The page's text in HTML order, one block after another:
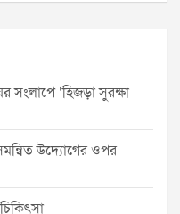
সংলাপে ‘হিজড়া সুরক্ষা
সমন্বিত উদ্যোগের ওপর